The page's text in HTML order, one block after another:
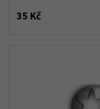
35 Kč